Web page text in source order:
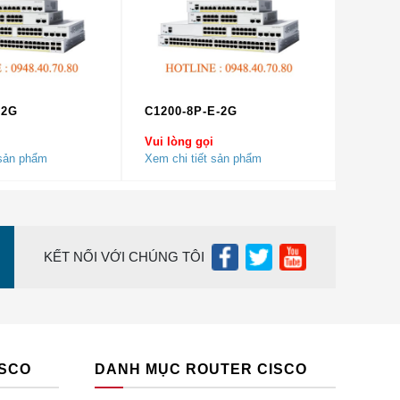
thẻ
báo
phẩm
C1200-8P-E-2G
Vui lòng gọi
Xem chi tiết sản phẩm
KẾT NỐI VỚI CHÚNG TÔI
DANH MỤC ROUTER CISCO